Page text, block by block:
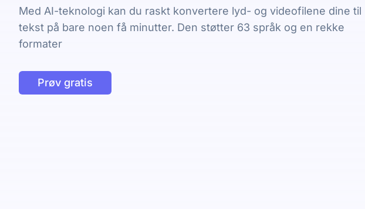
Med AI-teknologi kan du raskt konvertere lyd- og videofilene dine til
tekst på bare noen få minutter. Den støtter 63 språk og en rekke
formater
Prøv gratis